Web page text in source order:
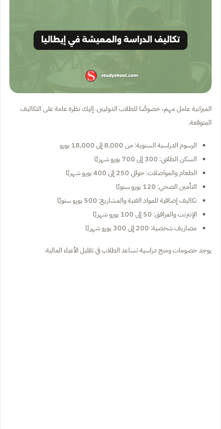
الميزانية عامل مهم، خصوصًا للطلاب الدوليين. إليك نظرة عامة على التكاليف
المتوقعة.
الرسوم الدراسية السنوية: من 8,000 إلى 18,000 يورو
السكن الطلابي: 300 إلى 700 يورو شهريًا
الطعام والمواصلات: حوالي 250 إلى 400 يورو شهريًا
التأمين الصحي: 120 يورو سنويًا
تكاليف إضافية للمواد الفنية والمشاريع: 500 يورو سنويًا
الإنترنت والمرافق: 50 إلى 100 يورو شهريًا
مصاريف شخصية: 200 إلى 300 يورو شهريًا
يوجد خصومات ومنح دراسية تساعد الطلاب في تقليل الأعباء المالية.